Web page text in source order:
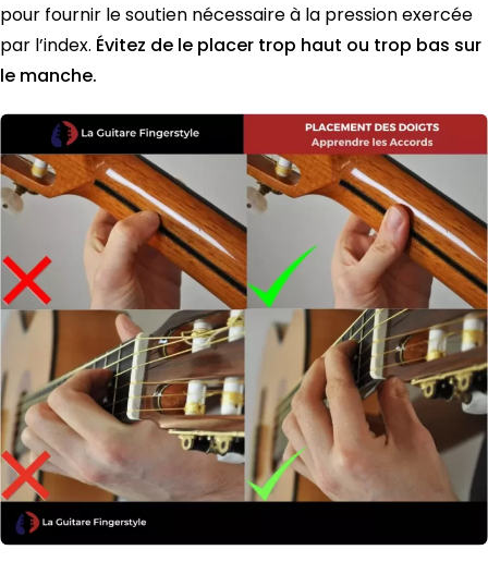
pour fournir le soutien nécessaire à la pression exercée
par l’index. Évitez de le placer trop haut ou trop bas sur
le manche.